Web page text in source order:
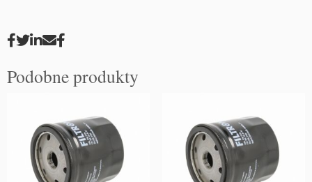
Podobne produkty